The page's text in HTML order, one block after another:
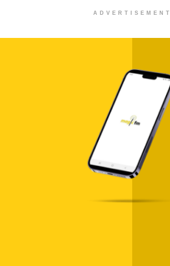
ADVERTISEMENT